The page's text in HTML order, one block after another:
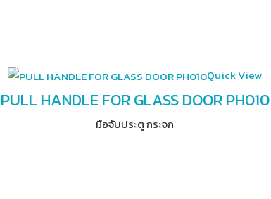
Quick View
PULL HANDLE FOR GLASS DOOR PH010
มือจับประตู กระจก